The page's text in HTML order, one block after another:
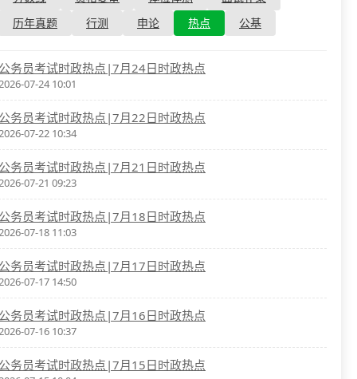
历年真题
历年真题
行测 申论 热点 公基
务员考试时政热点|7月24日时政热点
07-24 10:01
务员考试时政热点|7月22日时政热点
07-22 10:34
务员考试时政热点|7月21日时政热点
07-21 09:23
务员考试时政热点|7月18日时政热点
07-18 11:03
务员考试时政热点|7月17日时政热点
07-17 14:50
务员考试时政热点|7月16日时政热点
07-16 10:37
务员考试时政热点|7月15日时政热点